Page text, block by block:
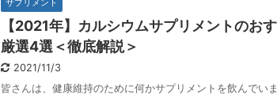
サプリメント
【2021年】カルシウムサプリメントのお
厳選4選＜徹底解説＞
2021/11/3
皆さんは、健康維持のために何かサプリメントを飲んでい